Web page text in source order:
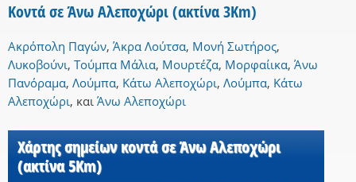
Κοντά σε Άνω Αλεποχώρι (ακτίνα 3Km)
Ακρόπολη Παγών, Άκρα Λούτσα, Μονή Σωτήρος,
Λυκοβούνι, Τούμπα Μάλια, Μουρτέζα, Μορφαίικα, Άνω
Πανόραμα, Λούμπα, Κάτω Αλεποχώρι, Λούμπα, Κάτω
Αλεποχώρι, και Άνω Αλεποχώρι
Χάρτης σημείων κοντά σε Άνω Αλεποχώρι
(ακτίνα 5Km)